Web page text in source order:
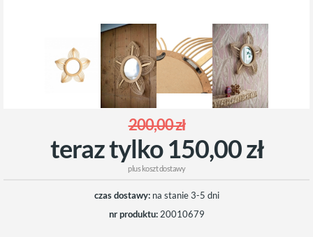
200,00 zł
teraz tylko 150,00 zł
plus koszt dostawy
czas dostawy: na stanie 3-5 dni
nr produktu:20010679